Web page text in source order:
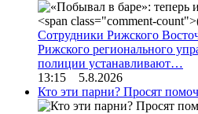
Сотрудники Рижского
Рижского регионального
полиции устанавливают…
13:15 5.8.2026
Кто эти парни? Просят